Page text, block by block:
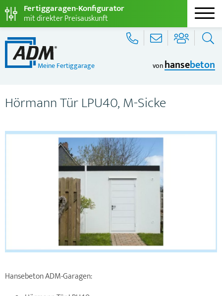
Meine Fertiggarage vonhansebeton
Fertiggaragen-Konfigurator
mit direkter Preisauskunft
Hörmann Tür LPU40, M-Sicke
Hansebeton ADM-Garagen: